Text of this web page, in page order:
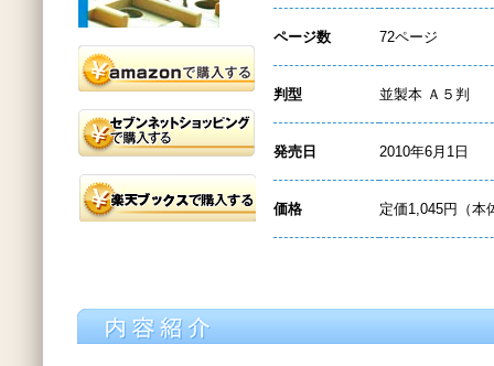
ページ数 72ページ
判型 並製本 Ａ５判
発売日 2010年6月1日
価格 定価1,045円（本